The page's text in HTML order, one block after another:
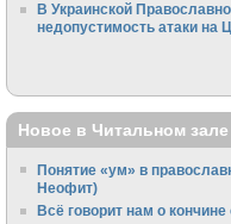
В Украинской
недопустимость атаки на
Новое в Читальном зале
Понятие «ум» в
Неофит)
Всё говорит нам о